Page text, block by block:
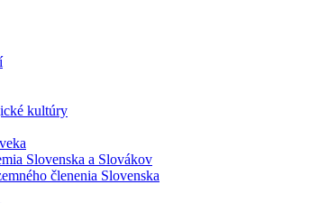
kultúry
Slovenska a Slovákov
členenia Slovenska